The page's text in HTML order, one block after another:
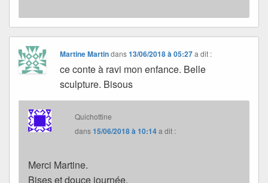
Martine Martindans13/06/2018 à 05:27 a dit :
ce conte à ravi mon enfance. Belle
sculpture. Bisous
Quichottine
dans15/06/2018 à 10:14a dit :
Merci Martine.
Bises et douce journée.